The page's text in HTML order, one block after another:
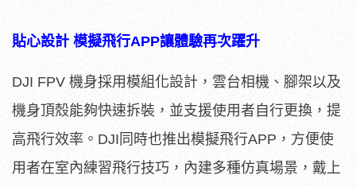
貼心設計 模擬飛行APP讓體驗再次躍升
DJI FPV 機身採用模組化設計，雲台相機、腳架以及
機身頂殼能夠快速拆裝，並支援使用者自行更換，提
高飛行效率。DJI同時也推出模擬飛行APP，方便使
用者在室內練習飛行技巧，內建多種仿真場景，戴上